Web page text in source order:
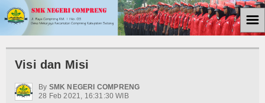
Home
Kemiskinan
☰
Visi dan Misi
By SMK NEGERI COMPRENG
28 Feb 2021, 16:31:30 WIB